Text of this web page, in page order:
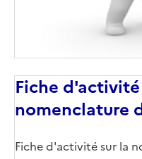
Fiche
nomenclature
Fiche d'activité sur la